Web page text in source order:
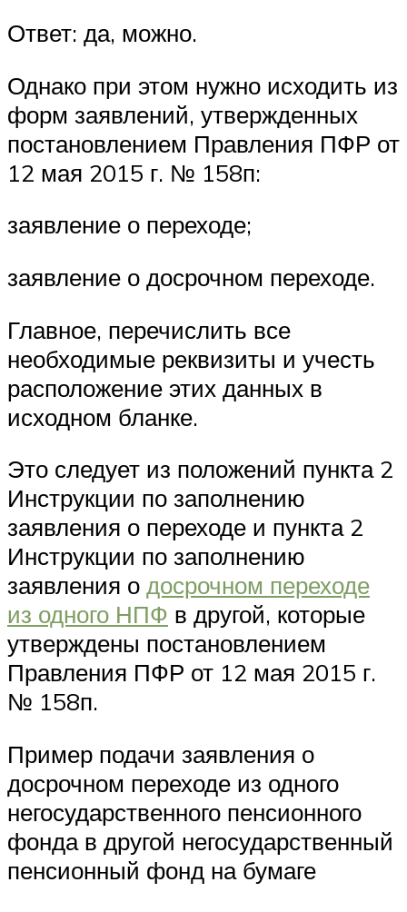
Ответ: да, можно.
Однако при этом нужно исходить из
форм заявлений, утвержденных
постановлением Правления ПФР от
12 мая 2015 г. № 158п:
заявление о переходе;
заявление о досрочном переходе.
Главное, перечислить все
необходимые реквизиты и учесть
расположение этих данных в
исходном бланке.
Это следует из положений пункта 2
Инструкции по заполнению
заявления о переходе и пункта 2
Инструкции по заполнению
заявления о досрочном переходе
из одного НПФ в другой, которые
утверждены постановлением
Правления ПФР от 12 мая 2015 г.
№ 158п.
Пример подачи заявления о
досрочном переходе из одного
негосударственного пенсионного
фонда в другой негосударственный
пенсионный фонд на бумаге